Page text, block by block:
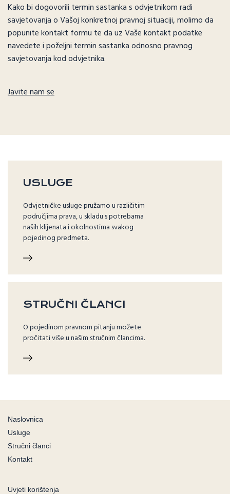
Kako bi dogovorili termin sastanka s odvjetnikom radi
savjetovanja o Vašoj konkretnoj pravnoj situaciji, molimo da
popunite kontakt formu te da uz Vaše kontakt podatke
navedete i poželjni termin sastanka odnosno pravnog
savjetovanja kod odvjetnika.
Javite nam se
USLUGE
Odvjetničke usluge pružamo u različitim
područjima prava, u skladu s potrebama
naših klijenata i okolnostima svakog
pojedinog predmeta.
STRUČNI ČLANCI
O pojedinom pravnom pitanju možete
pročitati više u našim stručnim člancima.
Naslovnica
Usluge
Stručni članci
Kontakt
Uvjeti korištenja